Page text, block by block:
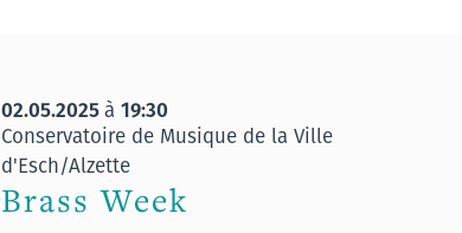
02.05.2025à 19:30
Conservatoire de Musique de la Ville
d'Esch/Alzette
Brass Week